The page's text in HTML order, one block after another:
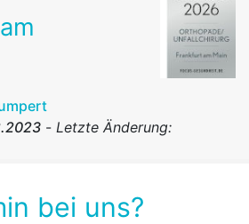
- Letzte Änderung:
bei uns?